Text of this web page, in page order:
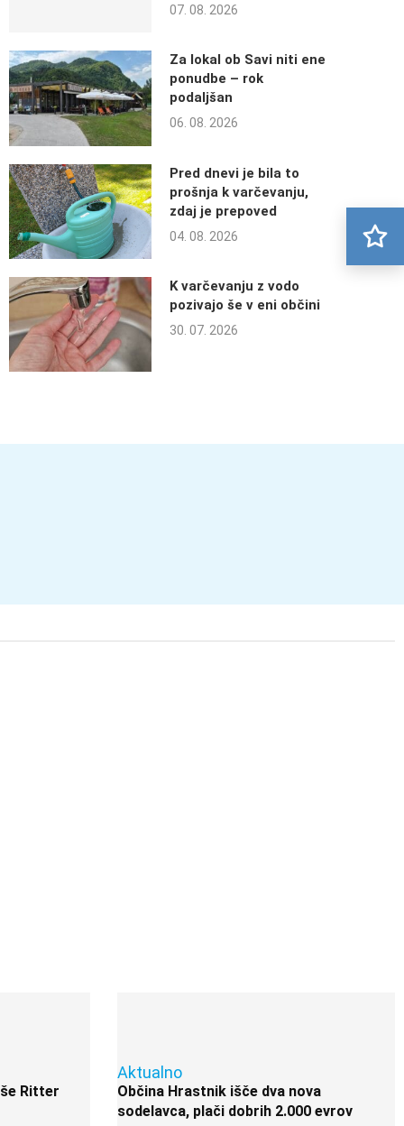
07. 08. 2026
Za lokal ob Savi niti ene
ponudbe – rok
podaljšan
06. 08. 2026
Pred dnevi je bila to
prošnja k varčevanju,
zdaj je prepoved
04. 08. 2026
K varčevanju z vodo
pozivajo še v eni občini
30. 07. 2026
Ritter
Aktualno
Občina Hrastnik išče dva nova
sodelavca, plači dobrih 2.000 evrov